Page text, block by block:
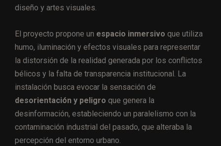
diseño y artes visuales.
El proyecto propone un espacio inmersivo que utiliza
humo, iluminación y efectos visuales para representar
la distorsión de la realidad generada por los conflictos
bélicos y la falta de transparencia institucional. La
instalación busca evocar la sensación de
desorientación y peligro que genera la
desinformación, estableciendo un paralelismo con la
contaminación industrial del pasado, que alteraba la
percepción del entorno urbano.